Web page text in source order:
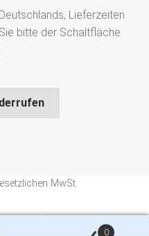
Lieferzeiten
bitte der Schaltfläche
0
MwSt.